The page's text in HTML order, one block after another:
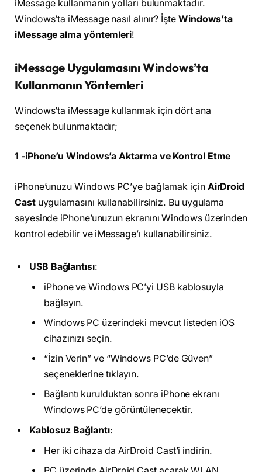
iMessage kullanmanın yolları bulunmaktadır.
Windows’ta iMessage nasıl alınır? İşte Windows’ta
iMessage alma yöntemleri!
iMessage Uygulamasını Windows’ta
Kullanmanın Yöntemleri
Windows’ta iMessage kullanmak için dört ana
seçenek bulunmaktadır;
1 -iPhone’u Windows’a Aktarma ve Kontrol Etme
iPhone’unuzu Windows PC’ye bağlamak için AirDroid
Castuygulamasını kullanabilirsiniz. Bu uygulama
sayesinde iPhone’unuzun ekranını Windows üzerinden
kontrol edebilir ve iMessage’ı kullanabilirsiniz.
USB Bağlantısı:
iPhone ve Windows PC’yi USB kablosuyla
bağlayın.
Windows PC üzerindeki mevcut listeden iOS
cihazınızı seçin.
“İzin Verin” ve “Windows PC’de Güven”
seçeneklerine tıklayın.
Bağlantı kurulduktan sonra iPhone ekranı
Windows PC’de görüntülenecektir.
Kablosuz Bağlantı:
Her iki cihaza da AirDroid Cast’i indirin.